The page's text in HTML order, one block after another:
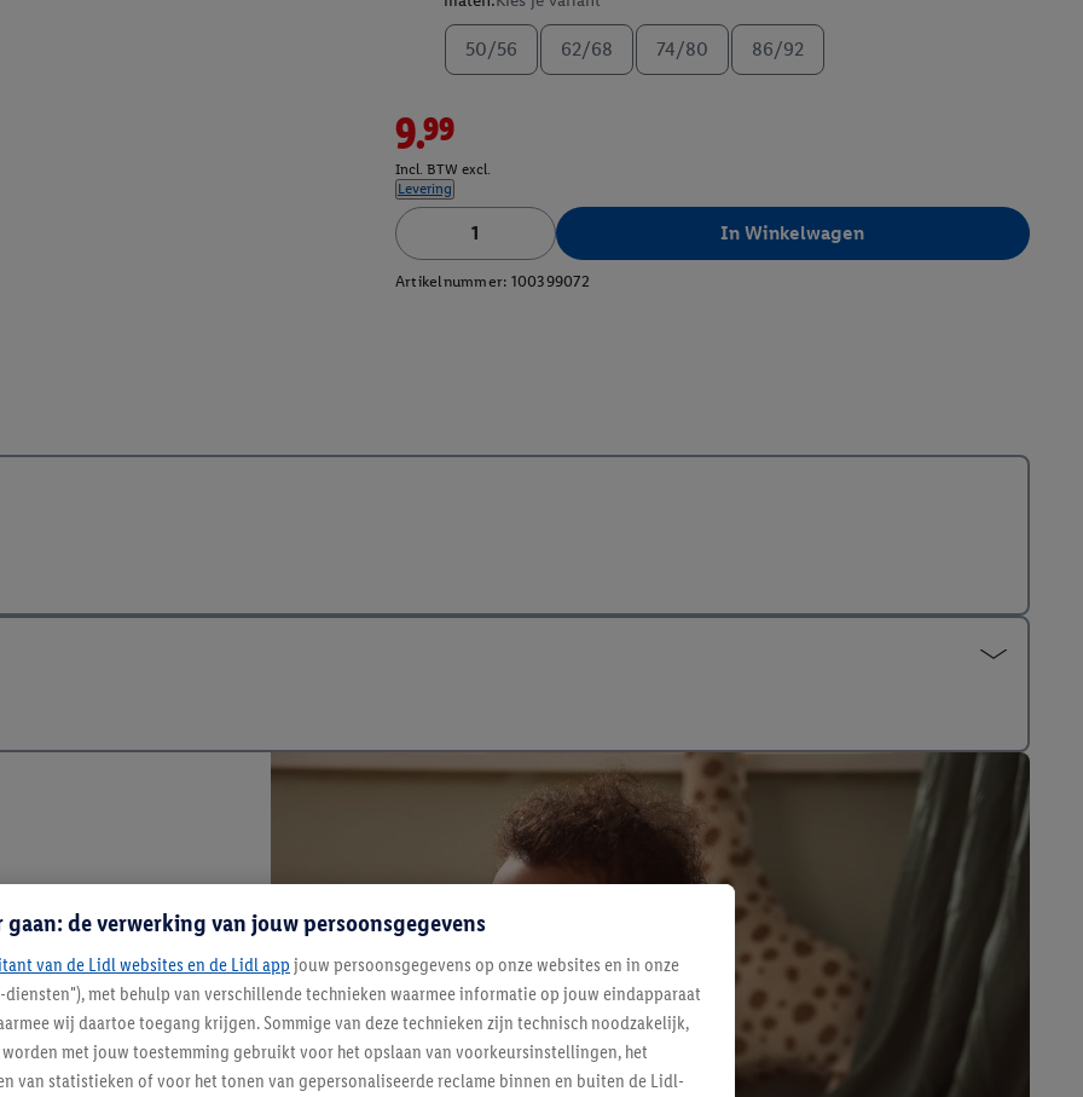
50/56 62/68 74/80 86/92
9.99
Incl. BTW excl.
Levering
In Winkelwagen
Artikelnummer: 100399072
de verwerking van jouw persoonsgegevens
van de Lidl websites en de Lidl app jouw persoonsgegevens op onze websites en in onze
met behulp van verschillende technieken waarmee informatie op jouw eindapparaat
wij daartoe toegang krijgen. Sommige van deze technieken zijn technisch noodzakelijk,
met jouw toestemming gebruikt voor het opslaan van voorkeursinstellingen, het
van statistieken of voor het tonen van gepersonaliseerde reclame binnen en buiten de Lidl-